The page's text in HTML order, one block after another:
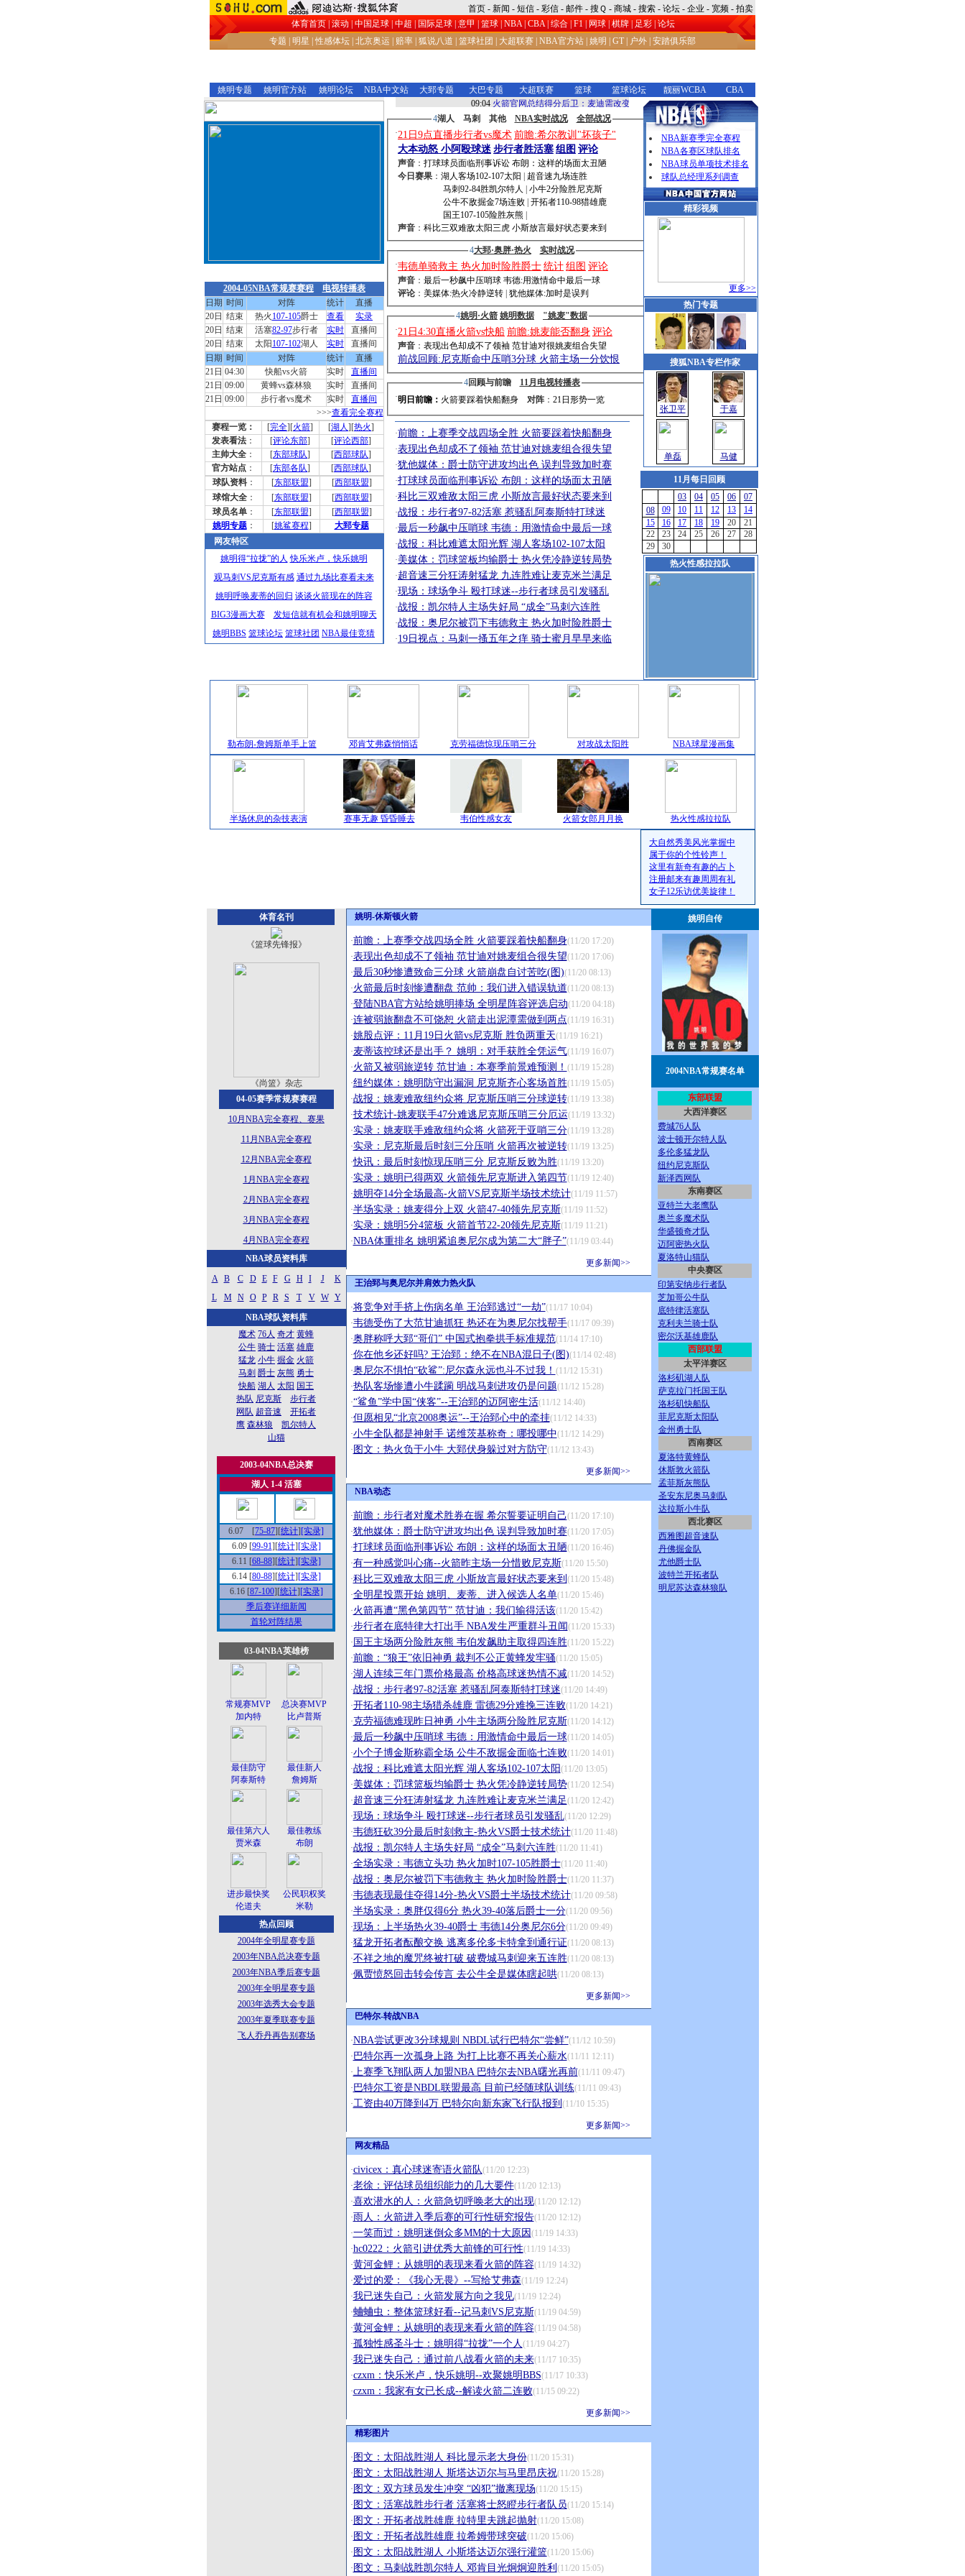
首页 - 新闻 - 短信 - 彩信 - 邮件 - 搜Ｑ - 商城 - 搜索 - 论坛 - 企业 - 宽频 - 拍卖
体育首页| 滚动 中国足球| 中超 国际足球| 意甲 篮球| NBA| CBA| 综合| F1| 网球| 棋牌| 足彩| 论坛
专题
明星 |性感体坛 北京奥运 赔率 狐说八道 篮球社团 大超联赛 NBA官方站 姚明 GT 户外 安踏俱乐部
姚明专题 姚明官方站 姚明论坛 NBA中文站 大郅专题 大巴专题 大超联赛 篮球 篮球论坛 靓丽WCBA CBA
2004-05NBA常规赛赛程
电视转播表
日期 时间 对阵 统计
直播
20日 结束 热火 107-105爵士 查看
实录
20日 结束 活塞82-97步行者 实时
直播间
20日 结束 太阳 107-102湖人 实时
直播间
日期 时间 对阵 统计
直播
21日 04:30 快船vs火箭 实时
直播间
21日 09:00 黄蜂vs森林狼 实时
直播间
21日 09:00 步行者vs魔术 实时
直播间
>>>查看完全赛程
赛程一览：
[完全][火箭] [湖人][热火]
发表看法： [评论东部] [评论西部]
主帅大全： [东部球队] [西部球队]
官方站点： [东部各队] [西部球队]
球队资料： [东部联盟] [西部联盟]
球馆大全： [东部联盟] [西部联盟]
球员名单： [东部联盟] [西部联盟]
姚明专题： [姚鲨赛程]
大郅专题
网友特区
姚明得“拉拢”的人 快乐米卢，快乐姚明
观马刺VS尼克斯有感 通过九场比赛看未来
姚明呼唤麦蒂的回归 谈谈火箭现在的阵容
BIG3漫画大赛
发短信就有机会和姚明聊天
姚明BBS 篮球论坛 篮球社团 NBA最佳竞猜
4湖人 马刺 其他 NBA实时战况
全部战况
·21日9点直播步行者vs魔术 前瞻:希尔教训"坏孩子"
大本动怒 小阿殴球迷 步行者胜活塞 组图 评论
声音 ： 打球球员面临刑事诉讼 布朗：这样的场面太丑陋
今日赛果 ： 湖人客场102-107太阳
超音速九场连胜
马刺92-84胜凯尔特人
小牛2分险胜尼克斯
公牛不敌掘金7场连败 开拓者110-98猎雄鹿
国王107-105险胜灰熊
声音 ： 科比三双难敌太阳三虎 小斯放言最好状态要来到
4大郅·奥胖·热火
实时战况
·
韦德单骑救主 热火加时险胜爵士 统计 组图 评论
声音 ：
最后一秒飙中压哨球 韦德:用激情命中最后一球
评论 ： 美媒体:热火冷静逆转 犹他媒体:加时是误判
4姚明·火箭 姚明数据
"姚麦"数据
·21日4:30直播火箭vs快船 前瞻:姚麦能否翻身 评论
声音 ： 表现出色却成不了领袖 范甘迪对很姚麦组合失望
前战回顾:尼克斯命中压哨3分球 火箭主场一分饮恨
4回顾与前瞻
11月电视转播表
·明日前瞻： 火箭要踩着快船翻身 对阵 ： 21日形势一览
·前瞻：上赛季交战四场全胜 火箭要踩着快船翻身
·表现出色却成不了领袖 范甘迪对姚麦组合很失望
·犹他媒体：爵士防守进攻均出色 误判导致加时赛
·打球球员面临刑事诉讼 布朗：这样的场面太丑陋
·科比三双难敌太阳三虎 小斯放言最好状态要来到
·战报：步行者97-82活塞 惹骚乱阿泰斯特打球迷
·最后一秒飙中压哨球 韦德：用激情命中最后一球
·战报：科比难遮太阳光辉 湖人客场102-107太阳
·美媒体：罚球篮板均输爵士 热火凭冷静逆转局势
·超音速三分狂涛射猛龙 九连胜难让麦克米兰满足
·现场：球场争斗 殴打球迷--步行者球员引发骚乱
·战报：凯尔特人主场失好局 “成全”马刺六连胜
·战报：奥尼尔被罚下韦德救主 热火加时险胜爵士
·19日视点：马刺一搔五年之痒 骑士蜜月早早来临
NBA新赛季完全赛程
NBA各赛区球队排名
NBA球员单项技术排名
球队总经理系列调查
精彩视频
更多>>
热门专题
搜狐NBA专栏作家
张卫平 于嘉
单磊 马健
11月每日回顾
03
04 05 06
07
08
09 10 11 12 13
14
15
16 17 18 19 20
21
22
23 24 25 26 27
28
29
30
热火性感拉拉队
勒布朗-詹姆斯单手上篮 邓肯艾弗森悄悄话 克劳福德惊现压哨三分 对攻战太阳胜 NBA球星漫画集
半场休息的杂技表演 赛事无趣 昏昏睡去 韦伯性感女友 火箭女郎月月换 热火性感拉拉队
大自然秀美风光掌握中
属于你的个性铃声！
这里有新奇有趣的占卜
注册邮来有趣周周有礼
女子12乐访优美旋律！
体育名刊
《篮球先锋报》
《尚篮》杂志
04-05赛季常规赛赛程
10月NBA完全赛程、赛果
11月NBA完全赛程
12月NBA完全赛程
1月NBA完全赛程
2月NBA完全赛程
3月NBA完全赛程
4月NBA完全赛程
NBA球员资料库
A
B C D E F G H I J
K
L
M N O P R S T V W
Y
NBA球队资料库
魔术 76人 奇才 黄蜂
公牛 骑士 活塞 雄鹿
猛龙 小牛 掘金 火箭
马刺 爵士 灰熊 勇士
快船 湖人 太阳 国王
热队 尼克斯
步行者
网队 超音速
开拓者
鹰 森林狼
凯尔特人
山猫
2003-04NBA总决赛
湖人 1-4 活塞
6.07 [75-87][统计] [实录]
6.09 [99-91][统计][实录]
6.11 [68-88][统计] [实录]
6.14 [80-88][统计][实录]
6.16 [87-100][统计] [实录]
季后赛详细新闻
首轮对阵结果
03-04NBA英雄榜
常规赛MVP
加内特
总决赛MVP
比卢普斯
最佳防守
阿泰斯特
最佳新人
詹姆斯
最佳第六人
贾米森
最佳教练
布朗
进步最快奖
伦道夫
公民职权奖
米勒
热点回顾
2004年全明星赛专题
2003年NBA总决赛专题
2003年NBA季后赛专题
2003年全明星赛专题
2003年选秀大会专题
2003年夏季联赛专题
飞人乔丹再告别赛场
姚明-休斯顿火箭
·前瞻：上赛季交战四场全胜 火箭要踩着快船翻身(11/20 17:20)
·表现出色却成不了领袖 范甘迪对姚麦组合很失望(11/20 17:06)
·最后30秒惨遭致命三分球 火箭崩盘自讨苦吃(图)(11/20 08:13)
·火箭最后时刻惨遭翻盘 范帅：我们进入错误轨道(11/20 08:13)
·登陆NBA官方站给姚明捧场 全明星阵容评选启动(11/20 04:18)
·连被弱旅翻盘不可饶恕 火箭走出泥潭需做到两点(11/19 16:31)
·姚股点评：11月19日火箭vs尼克斯 胜负两重天(11/19 16:21)
·麦蒂该控球还是出手？ 姚明：对手获胜全凭运气(11/19 16:07)
·火箭又被弱旅逆转 范甘迪：本赛季前景难预测！ (11/19 15:28)
·纽约媒体：姚明防守出漏洞 尼克斯齐心客场首胜(11/19 15:05)
·战报：姚麦难敌纽约众将 尼克斯压哨三分球逆转(11/19 13:38)
·技术统计-姚麦联手47分难逃尼克斯压哨三分厄运(11/19 13:32)
·实录：姚麦联手难敌纽约众将 火箭死于亚哨三分(11/19 13:28)
·实录：尼克斯最后时刻三分压哨 火箭再次被逆转(11/19 13:25)
·快讯：最后时刻惊现压哨三分 尼克斯反败为胜(11/19 13:20)
·实录：姚明已得两双 火箭领先尼克斯进入第四节(11/19 12:40)
·姚明夺14分全场最高-火箭VS尼克斯半场技术统计(11/19 11:57)
·半场实录：姚麦得分上双 火箭47-40领先尼克斯(11/19 11:52)
·实录：姚明5分4篮板 火箭首节22-20领先尼克斯(11/19 11:21)
·NBA体重排名 姚明紧追奥尼尔成为第二大“胖子”(11/19 03:44)
更多新闻>>
王治郅与奥尼尔并肩效力热火队
·将竞争对手挤上伤病名单 王治郅逃过“一劫”(11/17 10:04)
·韦德受伤了大范甘迪抓狂 热还在为奥尼尔找帮手(11/17 09:39)
·奥胖称呼大郅“哥们” 中国式抱拳拱手标准规范(11/14 17:10)
·你在他乡还好吗? 王治郅：绝不在NBA混日子(图)(11/14 02:48)
·奥尼尔不惧怕“砍鲨”:尼尔森永远也斗不过我！ (11/12 15:31)
·热队客场惨遭小牛蹂躏 明战马刺进攻仍是问题(11/12 15:28)
·“鲨鱼”学中国“侠客”--王治郅的迈阿密生活(11/12 14:40)
·但愿相见“北京2008奥运”--王治郅心中的牵挂(11/12 14:33)
·小牛全队都是神射手 诺维茨基称奇：哪投哪中(11/12 14:29)
· 图文：热火负于小牛 大郅伏身躲过对方防守(11/12 13:43)
更多新闻>>
NBA动态
·前瞻：步行者对魔术胜券在握 希尔誓要证明自己(11/20 17:10)
·犹他媒体：爵士防守进攻均出色 误判导致加时赛(11/20 17:05)
·打球球员面临刑事诉讼 布朗：这样的场面太丑陋(11/20 16:46)
·有一种感觉叫心痛--火箭昨主场一分惜败尼克斯(11/20 15:50)
·科比三双难敌太阳三虎 小斯放言最好状态要来到 (11/20 15:48)
·全明星投票开始 姚明、麦蒂、进入候选人名单(11/20 15:46)
·火箭再遭“黑色第四节” 范甘迪：我们输得活该(11/20 15:42)
·步行者在底特律大打出手 NBA发生严重群斗丑闻(11/20 15:33)
· 国王主场两分险胜灰熊 韦伯发飙助主取得四连胜(11/20 15:22)
·前瞻：“狼王”依旧神勇 裁判不公正黄蜂发牢骚(11/20 15:05)
·湖人连续三年门票价格最高 价格高球迷热情不减(11/20 14:52)
·战报：步行者97-82活塞 惹骚乱阿泰斯特打球迷(11/20 14:49)
·开拓者110-98主场猎杀雄鹿 雷德29分难挽三连败(11/20 14:21)
·克劳福德难现昨日神勇 小牛主场两分险胜尼克斯(11/20 14:12)
·最后一秒飙中压哨球 韦德：用激情命中最后一球(11/20 14:05)
·小个子博金斯称霸全场 公牛不敌掘金面临七连败(11/20 14:01)
·战报：科比难遮太阳光辉 湖人客场102-107太阳(11/20 13:05)
·美媒体：罚球篮板均输爵士 热火凭冷静逆转局势(11/20 12:54)
·超音速三分狂涛射猛龙 九连胜难让麦克米兰满足(11/20 12:42)
·现场：球场争斗 殴打球迷--步行者球员引发骚乱(11/20 12:29)
·韦德狂砍39分最后时刻救主-热火VS爵士技术统计(11/20 11:48)
·战报：凯尔特人主场失好局 “成全”马刺六连胜(11/20 11:41)
·全场实录：韦德立头功 热火加时107-105胜爵士(11/20 11:40)
·战报：奥尼尔被罚下韦德救主 热火加时险胜爵士(11/20 11:37)
·韦德表现最佳夺得14分-热火VS爵士半场技术统计(11/20 09:58)
·半场实录：奥胖仅得6分 热火39-40落后爵士一分(11/20 09:56)
·现场：上半场热火39-40爵士 韦德14分奥尼尔6分(11/20 09:49)
·猛龙开拓者酝酿交换 逃离多伦多卡特拿到通行证(11/20 08:13)
·不祥之地的魔咒终被打破 破费城马刺迎来五连胜(11/20 08:13)
·佩贾愤怒回击转会传言 去公牛全是媒体瞎起哄(11/20 08:13)
更多新闻>>
巴特尔-转战NBA
·NBA尝试更改3分球规则 NBDL试行巴特尔“尝鲜”(11/12 10:59)
· 巴特尔再一次孤身上路 为打上比赛不再关心薪水(11/11 12:11)
·上赛季飞翔队两人加盟NBA 巴特尔去NBA曙光再前(11/11 09:47)
· 巴特尔工资是NBDL联盟最高 目前已经随球队训练(11/11 09:43)
·工资由40万降到4万 巴特尔向新东家飞行队报到 (11/10 15:35)
更多新闻>>
网友精品
·civicex：真心球迷寄语火箭队(11/20 12:23)
·老徐：评估球员组织能力的几大要件(11/20 12:13)
·喜欢潜水的人：火箭急切呼唤老大的出现(11/20 12:12)
·雨人：火箭进入季后赛的可行性研究报告(11/20 12:12)
·一笑而过：姚明迷倒众多MM的十大原因(11/19 14:33)
·hc0222：火箭引进优秀大前锋的可行性(11/19 14:33)
·黄河金鲤：从姚明的表现来看火箭的阵容(11/19 14:32)
·爱过的爱：《我心无畏》--写给艾弗森(11/19 12:24)
·我已迷失自己：火箭发展方向之我见(11/19 12:24)
·蛐蛐虫：整体篮球好看--记马刺VS尼克斯(11/19 04:59)
·黄河金鲤：从姚明的表现来看火箭的阵容(11/19 04:58)
·孤独性感圣斗士：姚明得“拉拢”一个人(11/19 04:27)
·我已迷失自己：通过前八战看火箭的未来(11/17 10:35)
·czxm：快乐米卢，快乐姚明--欢聚姚明BBS(11/17 10:33)
·czxm：我家有女已长成--解读火箭二连败(11/15 09:22)
更多新闻>>
精彩图片
· 图文：太阳战胜湖人 科比显示老大身份(11/20 15:31)
· 图文：太阳战胜湖人 斯塔达迈尔与马里昂庆祝(11/20 15:28)
· 图文：双方球员发生冲突 “凶犯”撤离现场(11/20 15:15)
· 图文：活塞战胜步行者 活塞将士怒瞪步行者队员(11/20 15:14)
· 图文：开拓者战胜雄鹿 拉特里夫跳起抛射(11/20 15:08)
· 图文：开拓者战胜雄鹿 拉希姆带球突破(11/20 15:06)
· 图文：太阳战胜湖人 小斯塔达迈尔强行灌篮(11/20 15:06)
· 图文：马刺战胜凯尔特人 邓肯目光炯炯迎胜利 (11/20 15:05)
姚明自传
2004NBA常规赛名单
东部联盟
大西洋赛区
费城76人队
波士顿开尔特人队
多伦多猛龙队
纽约尼克斯队
新泽西网队
东南赛区
亚特兰大老鹰队
奥兰多魔术队
华盛顿奇才队
迈阿密热火队
夏洛特山猫队
中央赛区
印第安纳步行者队
芝加哥公牛队
底特律活塞队
克利夫兰骑士队
密尔沃基雄鹿队
西部联盟
太平洋赛区
洛杉矶湖人队
萨克拉门托国王队
洛杉矶快船队
菲尼克斯太阳队
金州勇士队
西南赛区
夏洛特黄蜂队
休斯敦火箭队
孟菲斯灰熊队
圣安东尼奥马刺队
达拉斯小牛队
西北赛区
西雅图超音速队
丹佛掘金队
尤他爵士队
波特兰开拓者队
明尼苏达森林狼队